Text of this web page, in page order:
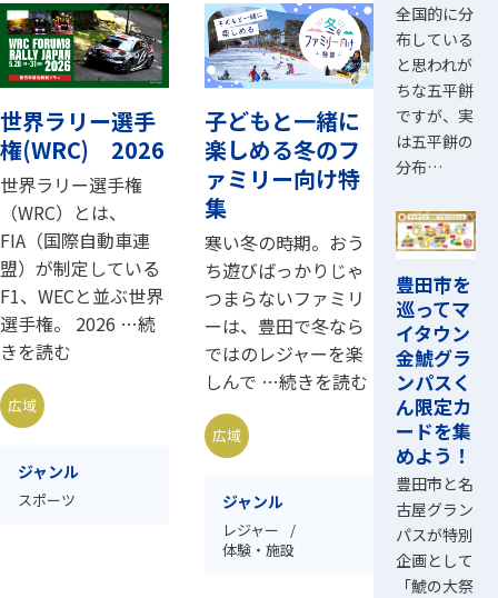
世界ラリー選手
権(WRC) 2026
世界ラリー選手権
（WRC）とは、
FIA（国際自動車連
盟）が制定している
F1、WECと並ぶ世界
選手権。 2026 …続
きを読む
広域
ジャンル
スポーツ
子どもと一緒に
楽しめる冬のフ
ァミリー向け特
集
寒い冬の時期。おう
ち遊びばっかりじゃ
つまらないファミリ
ーは、豊田で冬なら
ではのレジャーを楽
しんで …続きを読む
広域
ジャンル
レジャー
体験・施設
全国的に分
布している
と思われが
ちな五平餅
ですが、実
は五平餅の
分布…
豊田市を
巡ってマ
イタウン
金鯱グラ
ンパスく
ん限定カ
ードを集
めよう！
豊田市と名
古屋グラン
パスが特別
企画として
「鯱の大祭